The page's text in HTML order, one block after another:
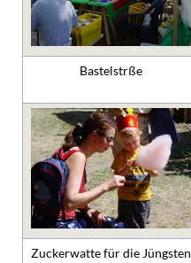
Bastelstrße
Zuckerwatte für die Jüngsten